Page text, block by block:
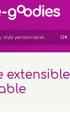
extensible